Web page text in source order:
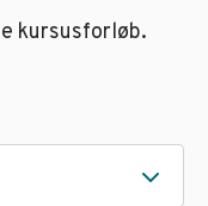
kursusforløb.